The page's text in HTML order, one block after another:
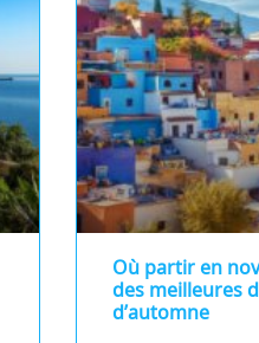
Où partir en
des meilleures
d’automne